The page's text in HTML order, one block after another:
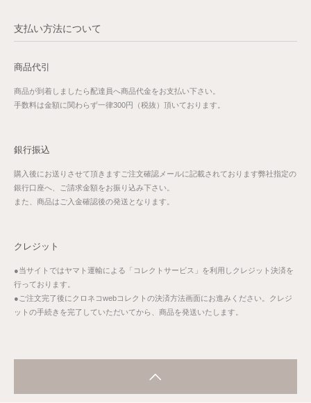
支払い方法について
商品代引
商品が到着しましたら配達員へ商品代金をお支払い下さい。
手数料は金額に関わらず一律300円（税抜）頂いております。
銀行振込
購入後にお送りさせて頂きますご注文確認メールに記載されております弊社指定の
銀行口座へ、ご請求金額をお振り込み下さい。
また、商品はご入金確認後の発送となります。
クレジット
●当サイトではヤマト運輸による「コレクトサービス」を利用しクレジット決済を
行っております。
●ご注文完了後にクロネコwebコレクトの決済方法画面にお進みください。クレジ
ットの手続きを完了していただいてから、商品を発送いたします。